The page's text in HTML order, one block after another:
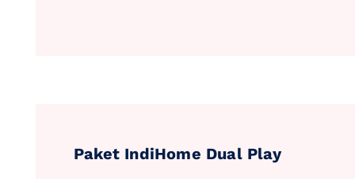
Paket IndiHome Dual Play